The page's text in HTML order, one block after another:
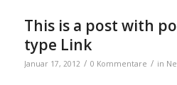
This is a post with
type Link
Januar 17, 2012 / 0 Kommentare / in